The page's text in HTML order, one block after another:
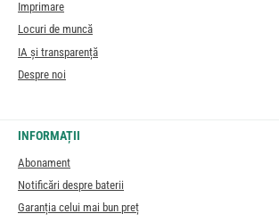
Imprimare
Locuri de muncă
IA și transparență
Despre noi
INFORMAȚII
Abonament
Notificări despre baterii
Garanția celui mai bun preț